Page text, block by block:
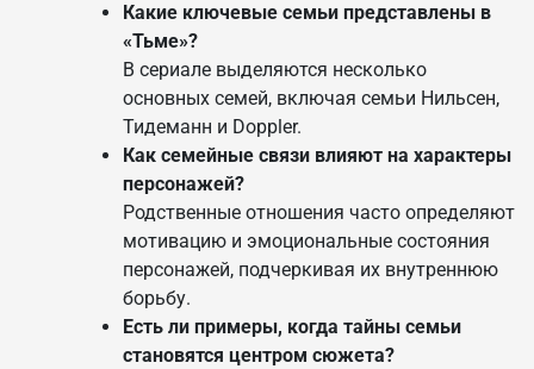
Какие ключевые семьи представлены в
«Тьме»?
В сериале выделяются несколько
основных семей, включая семьи Нильсен,
Тидеманн и Doppler.
Как семейные связи влияют на характеры
персонажей?
Родственные отношения часто определяют
мотивацию и эмоциональные состояния
персонажей, подчеркивая их внутреннюю
борьбу.
Есть ли примеры, когда тайны семьи
становятся центром сюжета?